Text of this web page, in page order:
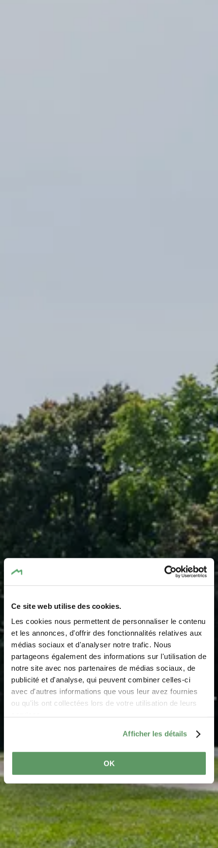
Ce site web utilise des cookies.
Les cookies nous permettent de personnaliser le contenu
et les annonces, d'offrir des fonctionnalités relatives aux
médias sociaux et d'analyser notre trafic. Nous
partageons également des informations sur l'utilisation de
notre site avec nos partenaires de médias sociaux, de
publicité et d'analyse, qui peuvent combiner celles-ci
avec d'autres informations que vous leur avez fournies
ou qu'ils ont collectées lors de votre utilisation de leurs
Afficher les détails
OK
Trinkbrunnen
Beaufort
Wo? Grand Rue, L-6310 Beaufort